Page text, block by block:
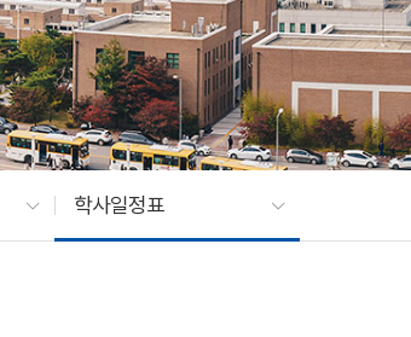
학사일정표